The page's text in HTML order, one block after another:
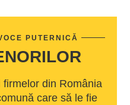
PUTERNICĂ
din România
care să le fie